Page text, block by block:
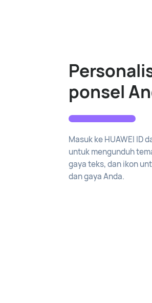
ponsel
Masuk ke HUAWEI ID
untuk mengunduh
gaya teks, dan ikon
dan gaya Anda.